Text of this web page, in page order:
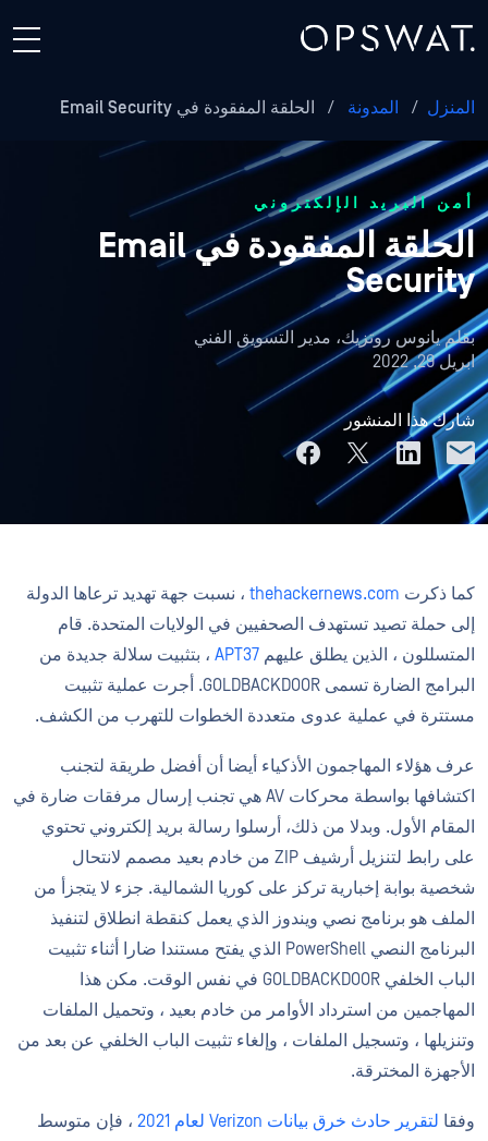
المنزل / المدونة / الحلقة المفقودة في Email Security
أمن البريد الإلكتروني
الحلقة المفقودة في Email
Security
بقلميانوس روتزيك، مدير التسويق الفني
ابريل 29, 2022
شارك هذا المنشور
كما ذكرت thehackernews.com ، نسبت جهة تهديد ترعاها الدولة
إلى حملة تصيد تستهدف الصحفيين في الولايات المتحدة. قام
المتسللون ، الذين يطلق عليهم APT37 ، بتثبيت سلالة جديدة من
البرامج الضارة تسمى GOLDBACKDOOR. أجرت عملية تثبيت
مستترة في عملية عدوى متعددة الخطوات للتهرب من الكشف.
عرف هؤلاء المهاجمون الأذكياء أيضا أن أفضل طريقة لتجنب
اكتشافها بواسطة محركات AV هي تجنب إرسال مرفقات ضارة في
المقام الأول. وبدلا من ذلك، أرسلوا رسالة بريد إلكتروني تحتوي
على رابط لتنزيل أرشيف ZIP من خادم بعيد مصمم لانتحال
شخصية بوابة إخبارية تركز على كوريا الشمالية. جزء لا يتجزأ من
الملف هو برنامج نصي ويندوز الذي يعمل كنقطة انطلاق لتنفيذ
البرنامج النصي PowerShell الذي يفتح مستندا ضارا أثناء تثبيت
الباب الخلفي GOLDBACKDOOR في نفس الوقت. مكن هذا
المهاجمين من استرداد الأوامر من خادم بعيد ، وتحميل الملفات
وتنزيلها ، وتسجيل الملفات ، وإلغاء تثبيت الباب الخلفي عن بعد من
الأجهزة المخترقة.
وفقا لتقرير حادث خرق بيانات Verizon لعام 2021
، فإن متوسط